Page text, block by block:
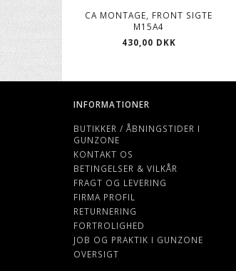
CA MONTAGE, FRONT SIGTE
M15A4
430,00 DKK
INFORMATIONER
BUTIKKER / ÅBNINGSTIDER I
GUNZONE
KONTAKT OS
BETINGELSER & VILKÅR
FRAGT OG LEVERING
FIRMA PROFIL
RETURNERING
FORTROLIGHED
JOB OG PRAKTIK I GUNZONE
OVERSIGT